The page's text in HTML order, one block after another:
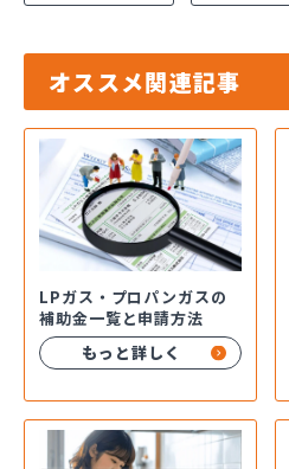
オススメ関連記事
LPガス・プロパンガスの
補助金一覧と申請方法
もっと詳しく